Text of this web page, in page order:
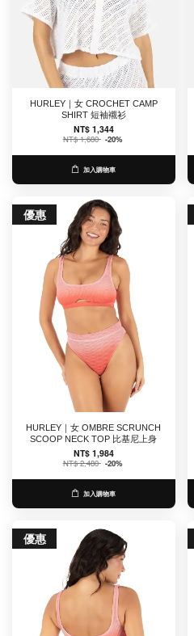
HURLEY｜女 CROCHET CAMP
SHIRT 短袖襯衫
NT$ 1,344
NT$ 1,680 -20%
加入購物車
優惠
HURLEY｜女 OMBRE SCRUNCH
SCOOP NECK TOP 比基尼上身
NT$ 1,984
NT$ 2,480 -20%
加入購物車
優惠